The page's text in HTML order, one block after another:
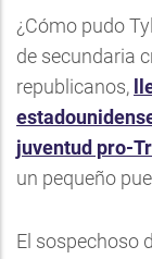
¿Cómo pudo
de secundaria
republicanos,
juventud pro-
un pequeño
El sospechoso